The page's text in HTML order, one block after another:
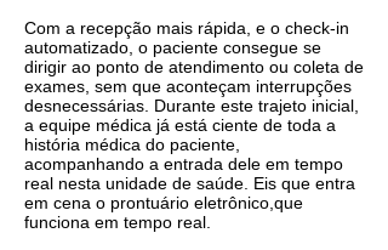
Com‌ ‌a‌ ‌recepção‌ ‌mais‌ ‌rápida,‌ ‌e‌ ‌o‌ ‌check-in‌
‌automatizado,‌ ‌o‌ ‌paciente‌ ‌consegue‌ ‌se‌
‌dirigir‌ ‌ao‌ ‌ponto‌ ‌de‌ atendimento‌ ‌ou‌ ‌coleta‌ ‌de‌
‌exames,‌ ‌sem‌ ‌que‌ ‌aconteçam‌ ‌interrupções‌
‌desnecessárias.‌ ‌Durante‌ ‌este‌ trajeto‌ ‌inicial,‌
‌a‌ ‌equipe‌ ‌médica‌ ‌já‌ ‌está‌ ‌ciente‌ ‌de‌ ‌toda‌ ‌a‌
‌história‌ ‌médica‌ ‌do‌ ‌paciente,
‌acompanhando‌ ‌a‌ entrada‌ ‌dele‌ ‌em‌ ‌tempo‌
‌real‌ ‌nesta‌ ‌unidade‌ ‌de‌ ‌saúde.‌ ‌Eis‌ ‌que‌ ‌entra‌
‌em‌ ‌cena‌ ‌o‌ ‌prontuário‌ ‌eletrônico‌,‌que‌
‌funciona‌ ‌em‌ ‌tempo‌ ‌real.‌